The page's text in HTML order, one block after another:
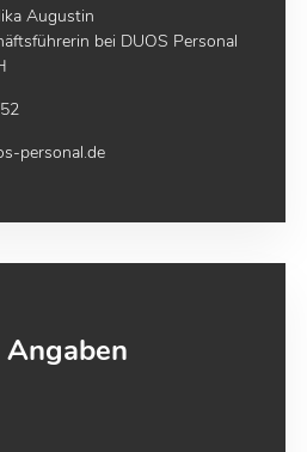
Augustin
bei DUOS Personal
personal.de